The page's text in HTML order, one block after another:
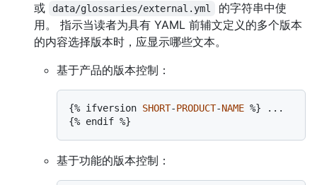
或
data/glossaries/external.yml
的字符串中使
用。 指示当读者为具有 YAML 前辅文定义的多个版本
的内容选择版本时，应显示哪些文本。
基于产品的版本控制：
{% ifversion SHORT-PRODUCT-NAME %} ...
基于功能的版本控制：